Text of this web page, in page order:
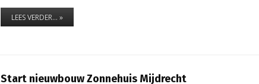
LEES VERDER... »
Start nieuwbouw Zonnehuis Mijdrecht